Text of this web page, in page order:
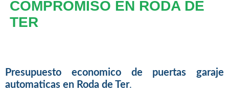
COMPROMISO EN RODA DE
TER
Presupuesto economico de puertas garaje
automaticas en Roda de Ter.